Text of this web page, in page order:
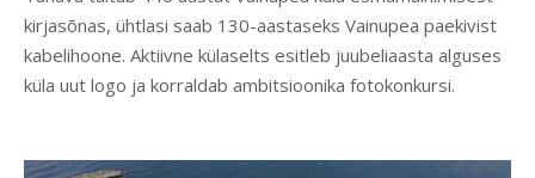
kirjasõnas, ühtlasi saab 130-aastaseks Vainupea paekivist
kabelihoone. Aktiivne külaselts esitleb juubeliaasta alguses
küla uut logo ja korraldab ambitsioonika fotokonkursi.